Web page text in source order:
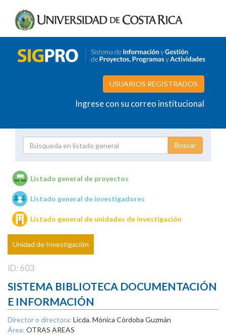
USUARIOS REGISTRADOS
Ingrese con su correo institucional
Unidades de investigación
Listado general de proyectos
Listado general de investigadores
Listado general de unidades de investigación
Unidad de Investigación
ID: 603
SISTEMA BIBLIOTECA DOCUMENTACIÓN
E INFORMACIÓN
Director o directora: Licda. Mónica Córdoba Guzmán
Área: OTRAS AREAS